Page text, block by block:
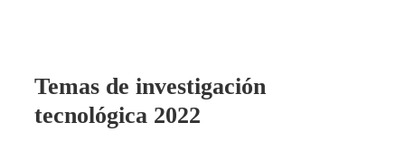
Temas de investigación
tecnológica 2022